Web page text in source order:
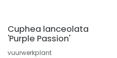
Cuphea lanceolata
'Purple Passion'
vuurwerkplant